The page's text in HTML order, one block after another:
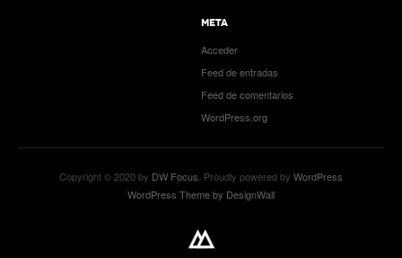
META
Acceder
Feed de entradas
Feed de comentarios
WordPress.org
Copyright © 2020 by DW Focus. Proudly powered by WordPress
WordPress Theme by DesignWall